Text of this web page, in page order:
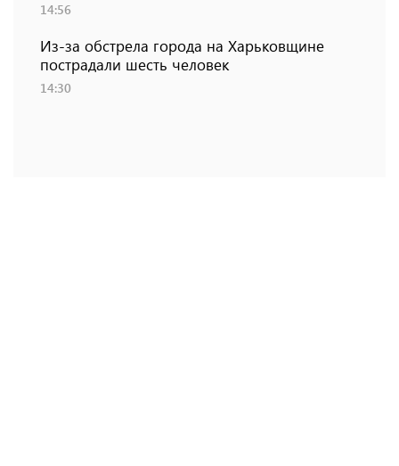
14:56
Из-за обстрела города на Харьковщине
пострадали шесть человек
14:30